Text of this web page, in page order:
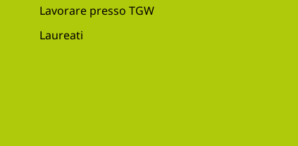
Lavorare presso TGW
Laureati